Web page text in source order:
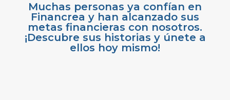
Muchas personas ya confían en
Financrea y han alcanzado sus
metas financieras con nosotros.
¡Descubre sus historias y únete a
ellos hoy mismo!